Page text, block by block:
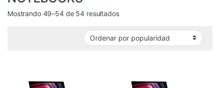
Mostrando 49–54 de 54 resultados